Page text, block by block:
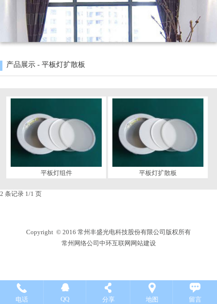
产品展示 - 平板灯扩散板
平板灯组件 平板灯扩散板
2 条记录 1/1 页
Copyright © 2016 常州丰盛光电科技股份有限公司 版权所有
常州网络公司中环互联网网站建设
电话 QQ 分享 地图 留言